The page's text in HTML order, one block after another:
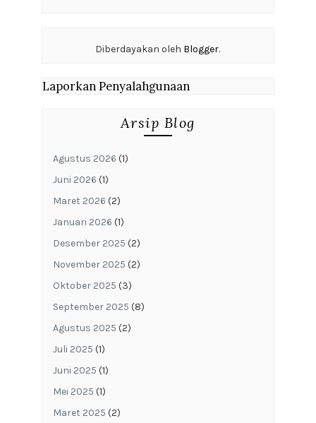
Diberdayakan oleh Blogger.
Laporkan Penyalahgunaan
Arsip Blog
Agustus 2026 (1)
Juni 2026 (1)
Maret 2026 (2)
Januari 2026 (1)
Desember 2025 (2)
November 2025 (2)
Oktober 2025 (3)
September 2025 (8)
Agustus 2025 (2)
Juli 2025 (1)
Juni 2025 (1)
Mei 2025 (1)
Maret 2025 (2)